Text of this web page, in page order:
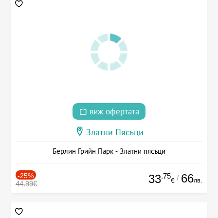
виж офертата
Златни Пясъци
Берлин Грийн Парк - Златни пясъци
-25%
44.99€ 33.75
€ / 66лв.